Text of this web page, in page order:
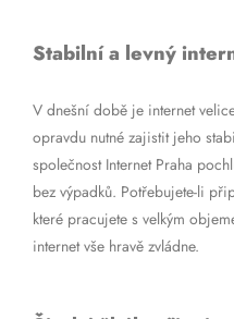
Stabilní a levný
V dnešní době je internet
opravdu nutné zajistit jeho
společnost Internet Praha
bez výpadků. Potřebujete-li
které pracujete s velkým
internet vše hravě zvládne.